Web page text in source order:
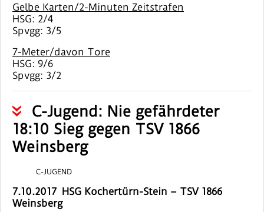
Gelbe Karten/2-Minuten Zeitstrafen
HSG: 2/4
Spvgg: 3/5
7-Meter/davon Tore
HSG: 9/6
Spvgg: 3/2
C-Jugend: Nie gefährdeter
18:10 Sieg gegen TSV 1866
Weinsberg
C-JUGEND
7.10.2017 HSG Kochertürn-Stein – TSV 1866
Weinsberg